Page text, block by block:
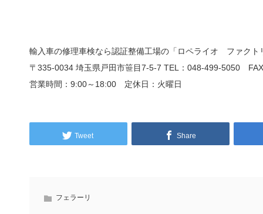
輸入車の修理車検なら認証整備工場の「ロペライオ ファクト
〒335-0034 埼玉県戸田市笹目7-5-7 TEL：048-499-5050
営業時間：9:00～ 18:00 定休日：火曜日
Tweet Share
フェラーリ